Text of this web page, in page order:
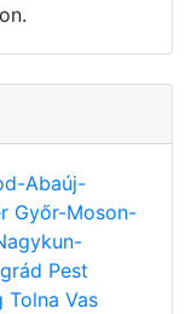
Abaúj-
Győr-Moson-
Pest
Tolna Vas